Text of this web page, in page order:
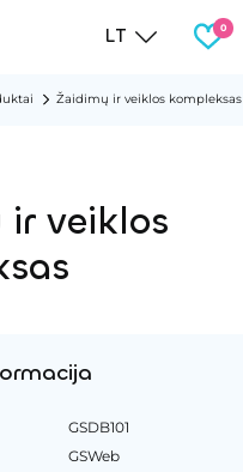
LT
Žaidimų ir veiklos kompleksas
ir veiklos
GSDB101
GSWeb